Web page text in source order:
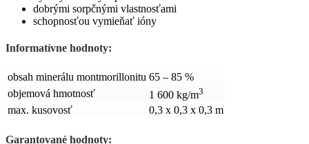
dobrými sorpčnými vlastnosťami
schopnosťou vymieňať ióny
Informatívne hodnoty:
obsah minerálu montmorillonitu 65 – 85 %
objemová hmotnosť
1 600 kg/m3
max. kusovosť 0,3 x 0,3 x 0,3 m
Garantované hodnoty: